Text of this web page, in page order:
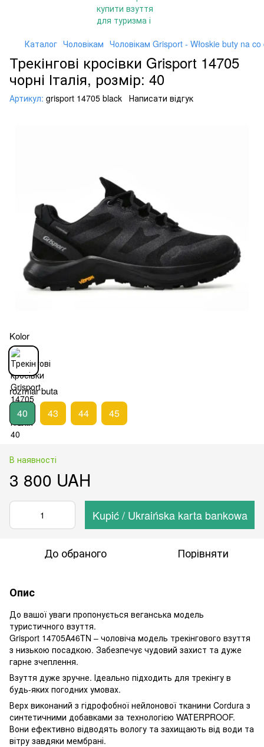
Каталог Чоловікам Чоловікам Grisport - Włoskie buty na
Трекінгові кросівки Grisport 14705
чорні Італія, розмір: 40
Артикул: grisport 14705 black Написати відгук
Kolor
rozmiar buta
40 43 44 45
В наявності
3 800 UAH
Kupić / Ukraińska karta bankowa
До обраного Порівняти
Опис
До вашої уваги пропонується веганська модель
туристичного взуття.
Grisport 14705A46TN – чоловіча модель трекінгового взуття
з низькою посадкою. Забезпечує чудовий захист та дуже
гарне зчеплення.
Взуття дуже зручне. Ідеально підходить для трекінгу в
будь-яких погодних умовах.
Верх виконаний з гідрофобної нейлонової тканини Cordura з
синтетичними добавками за технологією WATERPROOF.
Вони ефективно відводять вологу та захищають від води та
вітру завдяки мембрані.